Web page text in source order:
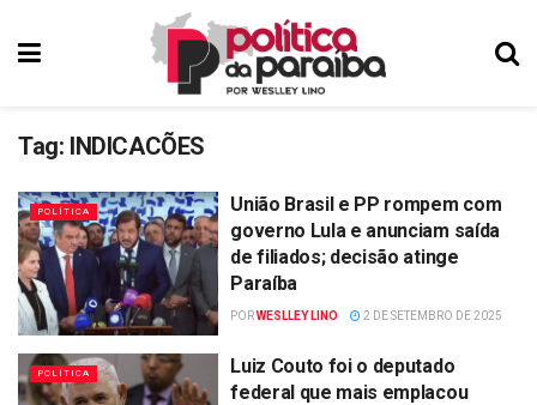
Tag: INDICACÕES
POLÍTICA
União Brasil e PP rompem com
governo Lula e anunciam saída
de filiados; decisão atinge
Paraíba
PORWESLLEY LINO 2 DE SETEMBRO DE 2025
POLÍTICA
Luiz Couto foi o deputado
federal que mais emplacou